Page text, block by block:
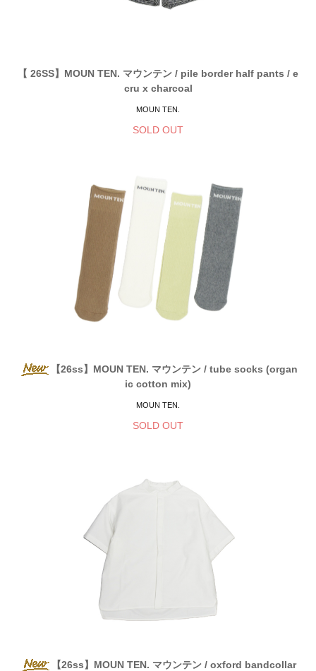
【 26SS】MOUN TEN. マウンテン / pile border half pants / e
cru x charcoal
MOUN TEN.
SOLD OUT
【26ss】MOUN TEN. マウンテン / tube socks (organ
ic cotton mix)
MOUN TEN.
SOLD OUT
【26ss】MOUN TEN. マウンテン / oxford bandcollar